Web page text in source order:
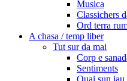
Musica
Classichers
Ord terra
A chasa / temp liber
Tut sur da mai
Corp e
Sentiments
Quai sun jau